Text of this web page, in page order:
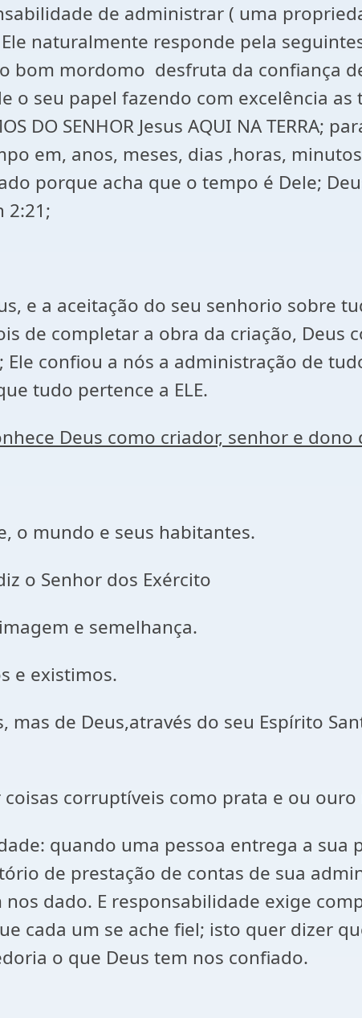
de administrar ( uma
naturalmente responde pela
bom mordomo desfruta da confiança
o seu papel fazendo com excelência
DO SENHOR Jesus AQUI NA TERRA;
em, anos, meses, dias ,horas,
porque acha que o tempo é Dele;
2:21;
e a aceitação do seu senhorio sobre
de completar a obra da criação, Deus
confiou a nós a administração de
tudo pertence a ELE.
Deus como criador, senhor e dono
o mundo e seus habitantes.
o Senhor dos Exército
e semelhança.
e existimos.
mas de Deus,através do seu Espírito
corruptíveis como prata e ou
quando uma pessoa entrega a sua
de prestação de contas de sua
dado. E responsabilidade exige
cada um se ache fiel; isto quer dizer
o que Deus tem nos confiado.